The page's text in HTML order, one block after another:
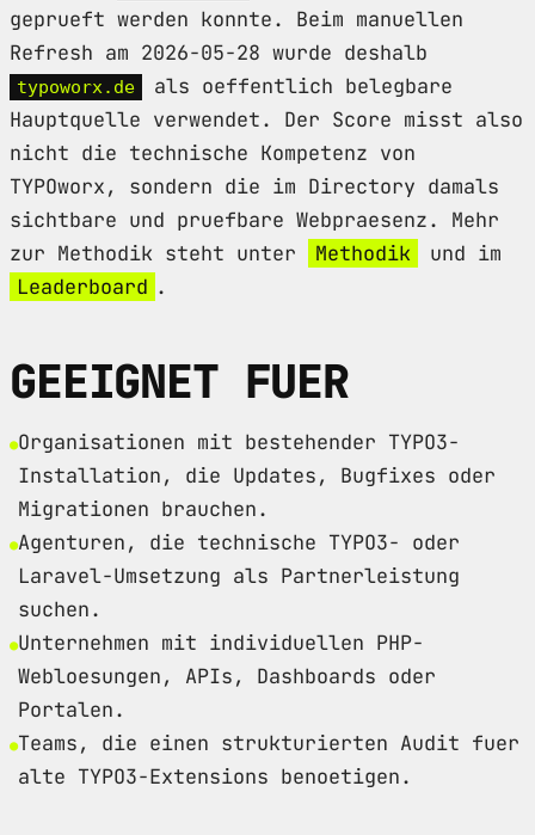
geprueft werden konnte. Beim manuellen
Refresh am 2026-05-28 wurde deshalb
typoworx.de
als oeffentlich belegbare
Hauptquelle verwendet. Der Score misst also
nicht die technische Kompetenz von
TYPOworx, sondern die im Directory damals
sichtbare und pruefbare Webpraesenz. Mehr
zur Methodik steht unter
Methodik
und im
Leaderboard .
GEEIGNET FUER
Organisationen mit bestehender TYPO3-
Installation, die Updates, Bugfixes oder
Migrationen brauchen.
Agenturen, die technische TYPO3- oder
Laravel-Umsetzung als Partnerleistung
suchen.
Unternehmen mit individuellen PHP-
Webloesungen, APIs, Dashboards oder
Portalen.
Teams, die einen strukturierten Audit fuer
alte TYPO3-Extensions benoetigen.